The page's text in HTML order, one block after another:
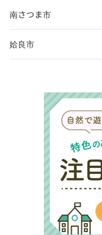
南さつま市
姶良市